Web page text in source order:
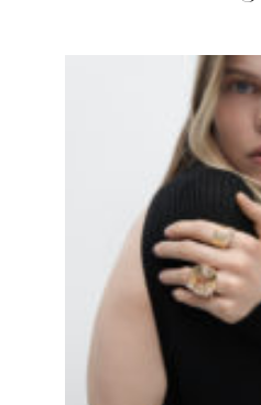
Blast, le
joaillier
Repossi